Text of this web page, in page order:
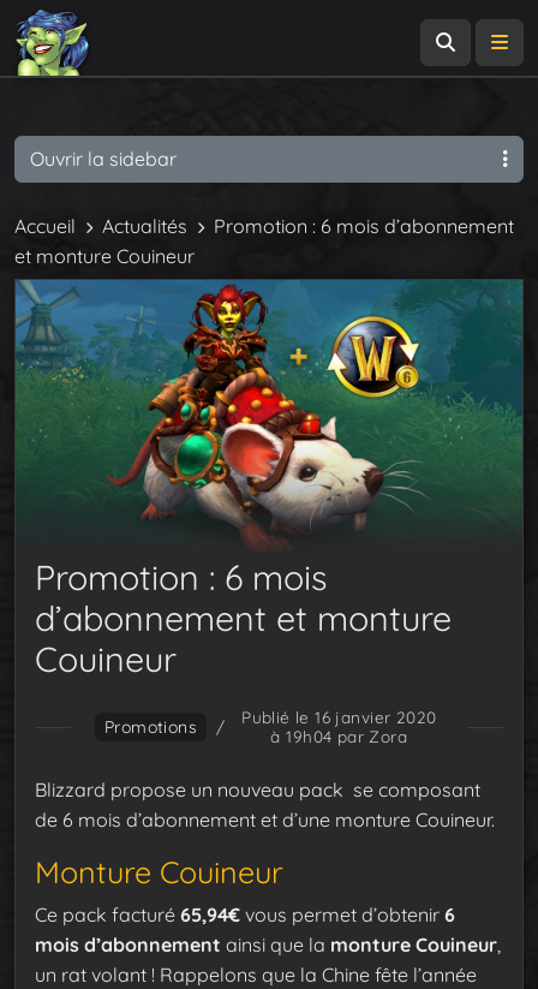
Accueil Actualités
Promotion : 6 mois d’abonnement
et monture Couineur
Promotion : 6 mois
d’abonnement et monture
Couineur
Promotions /
Publié le 16 janvier 2020
à 19h04 par Zora
Blizzard propose un nouveau pack se composant
de 6 mois d’abonnement et d’une monture Couineur.
Monture Couineur
Ce pack facturé 65,94€ vous permet d’obtenir 6
mois d’abonnement ainsi que la monture Couineur,
un rat volant ! Rappelons que la Chine fête l’année
Ouvrir la sidebar